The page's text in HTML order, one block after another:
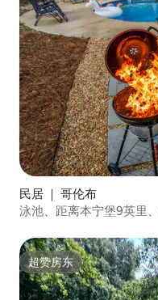
民居 ｜ 哥伦布
泳池、距离本宁堡9英里
超赞房东
超赞房东